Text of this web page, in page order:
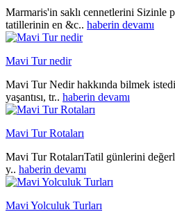
Marmaris'in saklı cennetlerini Sizinle
tatillerinin en &c.. haberin devamı
Mavi Tur nedir
Mavi Tur Nedir hakkında bilmek
yaşantısı, tr.. haberin devamı
Mavi Tur Rotaları
Mavi Tur RotalarıTatil günlerini
y.. haberin devamı
Mavi Yolculuk Turları